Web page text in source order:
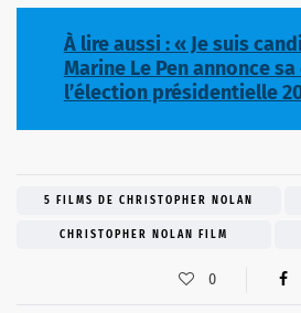
À lire aussi : « Je suis
Marine Le Pen annonce
l’élection présidentielle
5 FILMS DE CHRISTOPHER NOLAN
CHRISTOPHER NOLAN FILM
0